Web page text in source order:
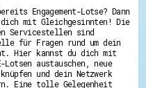
Engagement-Lotse? Dann
mit Gleichgesinnten! Die
Servicestellen sind
für Fragen rund um dein
Hier kannst du dich mit
Lotsen austauschen, neue
und dein Netzwerk
Eine tolle Gelegenheit